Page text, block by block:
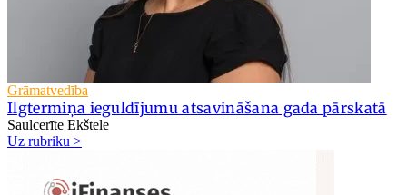
Grāmatvedība
Ilgtermiņa ieguldījumu atsavināšana gada pārskatā
Saulcerīte Ekštele
Uz rubriku >